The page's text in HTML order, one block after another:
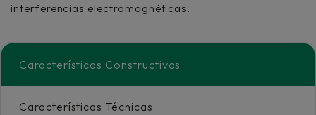
interferencias electromagnéticas.
Características Constructivas
Características Técnicas